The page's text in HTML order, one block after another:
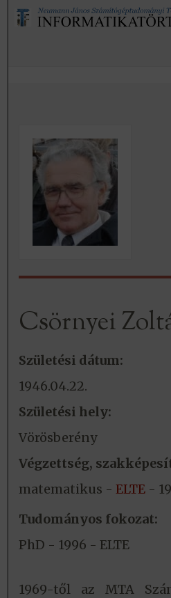
Csörnyei
Születési dátum:
1946.04.22.
Születési hely:
Vörösberény
Végzettség,
matematikus - ELTE -
Tudományos fokozat:
PhD - 1996 - ELTE
1969-től az MTA